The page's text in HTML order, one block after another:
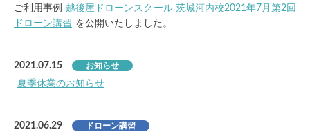
ご利用事例
越後屋ドローンスクール 茨城河内校2021年7月第2回
ドローン講習 を公開いたしました。
2021.07.15 お知らせ
夏季休業のお知らせ
2021.06.29 ドローン講習